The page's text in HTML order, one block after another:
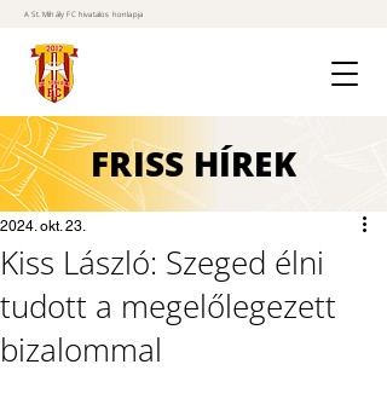
A St. Mihály FC hivatalos honlapja
FRISS HÍREK
Kiss László: Szeged élni
tudott a megelőlegezett
bizalommal
2024. okt. 23.